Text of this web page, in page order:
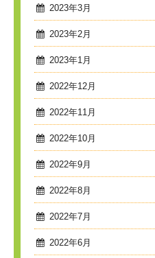
2023年3月
2023年2月
2023年1月
2022年12月
2022年11月
2022年10月
2022年9月
2022年8月
2022年7月
2022年6月